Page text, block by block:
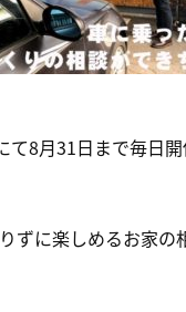
て8月31日まで毎日開
ずに楽しめるお家の